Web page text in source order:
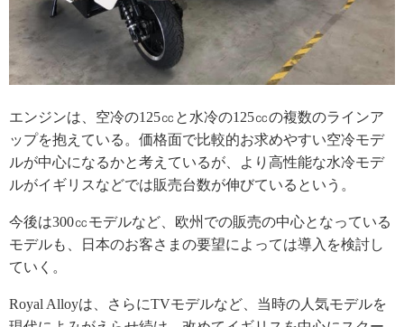
エンジンは、空冷の125㏄と水冷の125㏄の複数のラインア
ップを抱えている。価格面で比較的お求めやすい空冷モデ
ルが中心になるかと考えているが、より高性能な水冷モデ
ルがイギリスなどでは販売台数が伸びているという。
今後は300㏄モデルなど、欧州での販売の中心となっている
モデルも、日本のお客さまの要望によっては導入を検討し
ていく。
Royal Alloyは、さらにTVモデルなど、当時の人気モデルを